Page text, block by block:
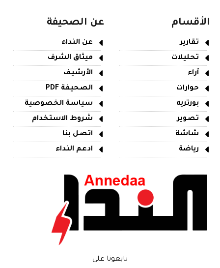
الأقسام
تقارير
تحليلات
آراء
حوارات
بورتريه
تصوير
شاشة
رياضة
عن الصحيفة
عن النداء
ميثاق الشرف
الأرشيف
الصحيفة PDF
سياسة الخصوصية
شروط الاستخدام
اتصل بنا
ادعم النداء
تابعونا على